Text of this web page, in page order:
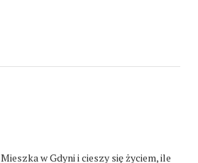
Mieszka w Gdyni i cieszy się życiem, ile